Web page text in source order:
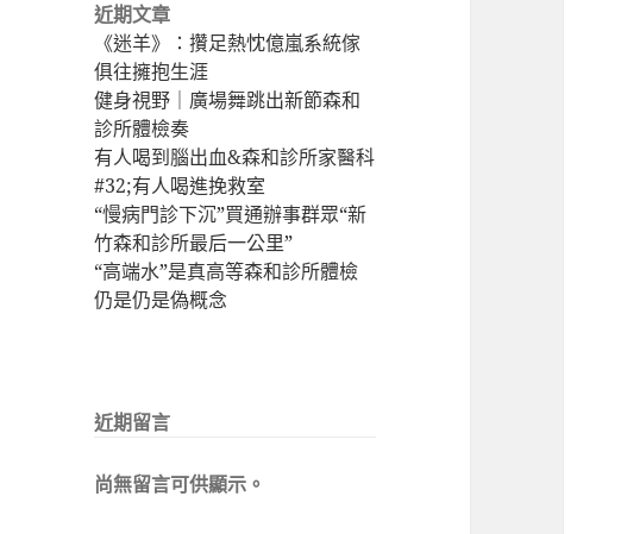
近期文章
《迷羊》：攢足熱忱億嵐系統傢
俱往擁抱生涯
健身視野｜廣場舞跳出新節森和
診所體檢奏
有人喝到腦出血&森和診所家醫科
#32;有人喝進挽救室
“慢病門診下沉”買通辦事群眾“新
竹森和診所最后一公里”
“高端水”是真高等森和診所體檢
仍是仍是偽概念
近期留言
尚無留言可供顯示。